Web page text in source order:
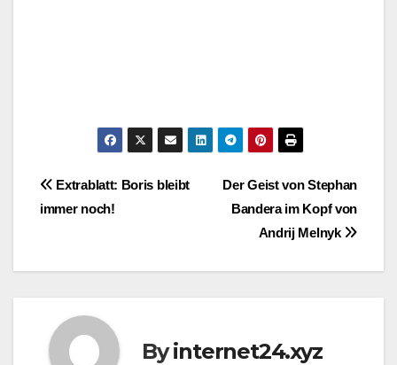
Post
Der Geist von Stephan
Bandera im Kopf von
Andrij Melnyk
Extrablatt: Boris bleibt
immer noch!
Byinternet24.xyz